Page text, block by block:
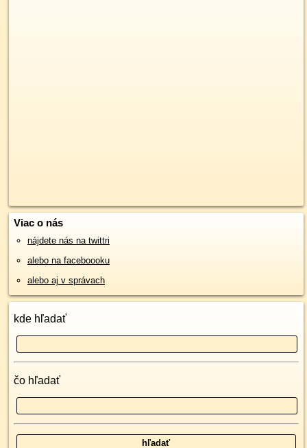
Viac o nás
nájdete nás na twittri
alebo na faceboooku
alebo aj v správach
kde hľadať
čo hľadať